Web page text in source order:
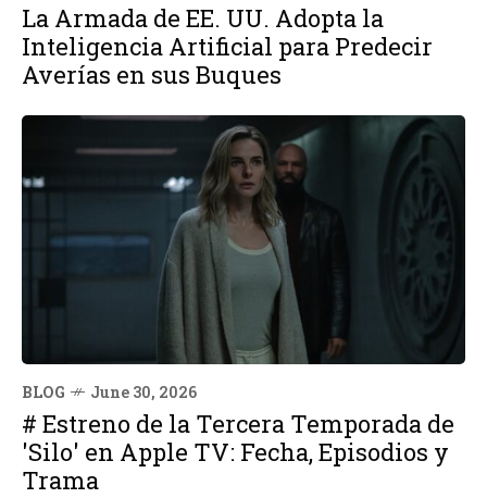
La Armada de EE. UU. Adopta la
Inteligencia Artificial para Predecir
Averías en sus Buques
BLOG June 30, 2026
# Estreno de la Tercera Temporada de
'Silo' en Apple TV: Fecha, Episodios y
Trama